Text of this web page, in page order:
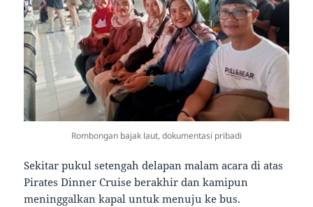
Rombongan bajak laut, dokumentasi pribadi
Sekitar pukul setengah delapan malam acara di atas
Pirates Dinner Cruise berakhir dan kamipun
meninggalkan kapal untuk menuju ke bus.